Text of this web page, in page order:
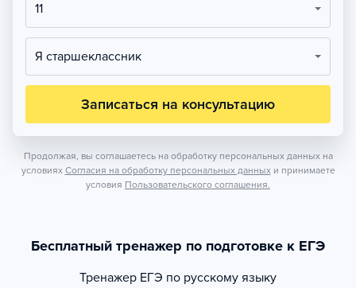
11
Я старшеклассник
Записаться на консультацию
Продолжая, вы соглашаетесь на обработку персональных данных на
условиях Согласия на обработку персональных данных и принимаете
условия Пользовательского соглашения.
Бесплатный тренажер по подготовке к ЕГЭ
Тренажер ЕГЭ по русскому языку